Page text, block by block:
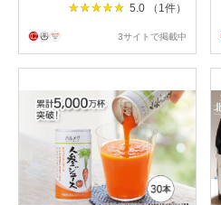
長野県 松本市 ふるさと納税
5.0 （1件）
3サイトで掲載中